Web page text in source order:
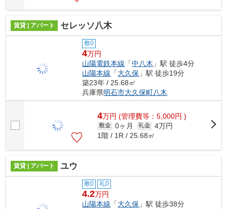
賃貸 | アパート セレッソ八木
敷0
4万円
山陽電鉄本線 「中八木 」駅 徒歩4分
山陽本線 「大久保 」駅 徒歩19分
築23年 / 25.68㎡
兵庫県明石市大久保町八木
4万円 (管理費等：5,000円 )
敷金 0ヶ月 礼金 4万円
1階 / 1R / 25.68㎡
賃貸 | アパート ユウ
敷0 礼0
4.2万円
山陽本線 「大久保 」駅 徒歩38分